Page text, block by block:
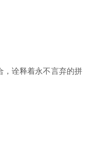
，诠释着永不言弃的拼